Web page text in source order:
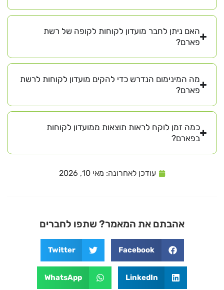
האם ניתן לחבר מועדון לקוחות לקופה של רשת
פארם?
מה המינימום הנדרש כדי להקים מועדון לקוחות לרשת
פארם?
כמה זמן לוקח לראות תוצאות ממועדון לקוחות
בפארם?
עודכן לאחרונה: מאי 10, 2026
אהבתם את המאמר? שתפו לחברים
Facebook
Twitter
LinkedIn
WhatsApp